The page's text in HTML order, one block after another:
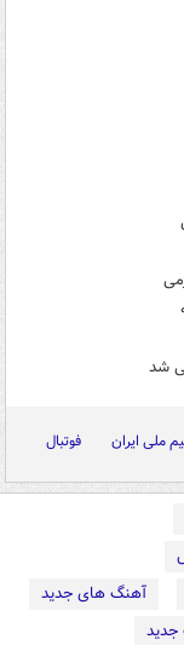
شد
ملی ایران فوتبال
آهنگ های جدید